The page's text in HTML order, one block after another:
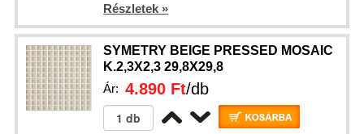
Részletek »
SYMETRY BEIGE PRESSED MOSAIC
K.2,3X2,3 29,8X29,8
Ár:4.890 Ft/db